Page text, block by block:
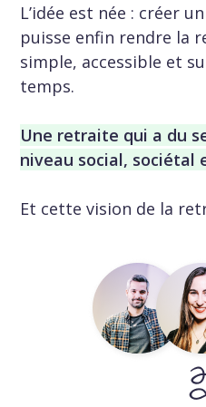
L’idée est née : créer
puisse enfin rendre la
simple, accessible et
temps.
Une retraite qui a du
niveau social, sociétal
Et cette vision de la